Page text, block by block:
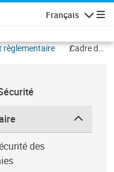
Français
règlementaire
Cadre de
des